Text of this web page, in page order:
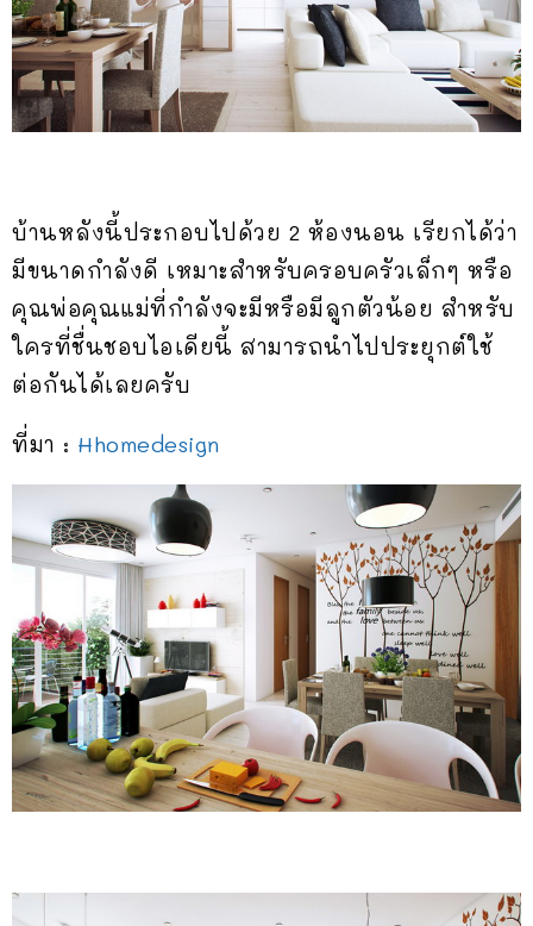
บ้านหลังนี้ประกอบไปด้วย 2 ห้องนอน เรียกได้ว่า
มีขนาดกำลังดี เหมาะสำหรับครอบครัวเล็กๆ หรือ
คุณพ่อคุณแม่ที่กำลังจะมีหรือมีลูกตัวน้อย สำหรับ
ใครที่ชื่นชอบไอเดียนี้ สามารถนำไปประยุกต์ใช้
ต่อกันได้เลยครับ
ที่มา : Hhomedesign